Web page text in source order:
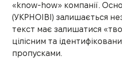
«know-how» компанії.
(УКРНОІВІ) залишається
текст має залишатися
цілісним та
пропусками.